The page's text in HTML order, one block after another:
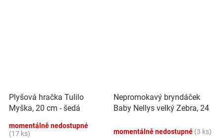
Plyšová hračka Tulilo
Myška, 20 cm - šedá
momentálně nedostupné
(17 ks)
Nepromokavý bryndáček
Baby Nellys velký Zebra, 24
momentálně nedostupné (3 ks)